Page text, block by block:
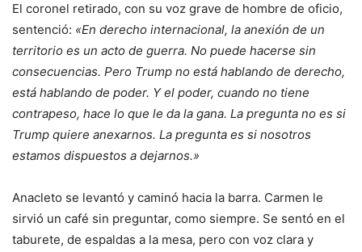
El coronel retirado, con su voz grave de hombre de oficio,
sentenció: «En derecho internacional, la anexión de un
territorio es un acto de guerra. No puede hacerse sin
consecuencias. Pero Trump no está hablando de derecho,
está hablando de poder. Y el poder, cuando no tiene
contrapeso, hace lo que le da la gana. La pregunta no es si
Trump quiere anexarnos. La pregunta es si nosotros
estamos dispuestos a dejarnos.»
Anacleto se levantó y caminó hacia la barra. Carmen le
sirvió un café sin preguntar, como siempre. Se sentó en el
taburete, de espaldas a la mesa, pero con voz clara y